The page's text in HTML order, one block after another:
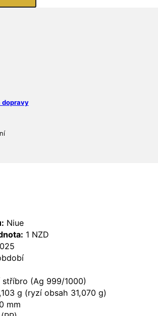
dopravy
Niue
1 NZD
stříbro (Ag 999/1000)
g (ryzí obsah 31,070 g)
mm